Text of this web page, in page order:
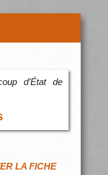
d’État de
LA FICHE